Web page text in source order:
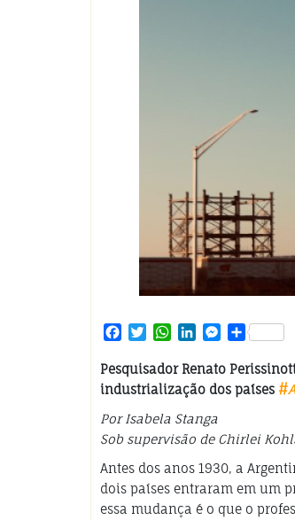
Facebook
TwitterWhatsApp
LinkedInMessenger
Share
Pesquisador Renato
industrialização dos países #
Por Isabela Stanga
Sob supervisão de Chirlei
Antes dos anos 1930, a
dois países entraram em um
essa mudança é o que o